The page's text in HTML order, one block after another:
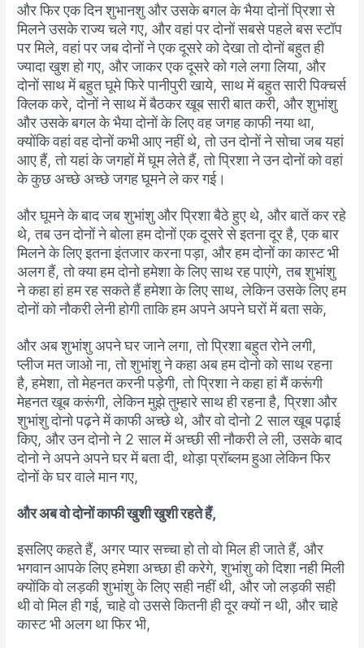
औरफिरएकदिनशुभानशुऔरउसकेबगलकेभैयादोनोंप्रिशासे
मिलनेउसकेराज्यचलेगए,औरवहांपरदोनोंसबसेपहलेबसस्टॉप
परमिले,वहांपरजबदोनोंनेएकदूसरेकोदेखातोदोनोंबहुतही
ज्यादाखुशहोगए,औरजाकरएकदूसरेकोगलेलगालिया,और
दोनोंसाथमेंबहुतघूमेफिरेपानीपुरीखाये,साथमेंबहुतसारीपिक्चर्स
क्लिककरे,दोनोंनेसाथमेंबैठकरखूबसारीबातकरी,औरशुभांशु
औरउसकेबगलकेभैयादोनोंकेलिएवहजगहकाफीनया था,
क्योंकिवहांवहदोनोंकभीआएनहीं थे,तोउनदोनोंनेसोचाजबयहां
आएहैं,तोयहांकेजगहोंमेंघूमलेतेहैं,तोप्रिशानेउनदोनोंकोवहां
केकुछअच्छेअच्छेजगहघूमनेलेकरगई।
औरघूमनेकेबादजबशुभांशुऔरप्रिशाबैठेहुए थे,औरबातेंकररहे
थे,तबउनदोनोंनेबोलाहमदोनोंएकदूसरेसेइतनादूरहै,एकबार
मिलनेकेलिएइतनाइंतजारकरनापड़ा,औरहमदोनोंकाकास्टभी
अलगहैं,तोक्याहमदोनोहमेशाकेलिएसाथरहपाएंगे,तबशुभांशु
नेकहाहांहमरहसकतेहैंहमेशाकेलिएसाथ,लेकिनउसकेलिएहम
दोनोंकोनौकरीलेनीहोगीताकिहमअपनेअपनेघरोंमेंबतासके,
औरअबशुभांशुअपनेघरजानेलगा,तोप्रिशाबहुतरोनेलगी,
प्लीजमतजाओना,तोशुभांशुनेकहाअबहमदोनोकोसाथरहना
है, हमेशा,तोमेहनतकरनीपड़ेगी,तोप्रिशानेकहाहांमैंकरूंगी
मेहनतखूबकरूंगी,लेकिनमुझेतुम्हारेसाथहीरहनाहै,प्रिशाऔर
शुभांशुदोनोपढ़नेमेंकाफीअच्छे थे,औरवोदोनो2सालखूबपढ़ाई
किए,औरउनदोनोने2सालमेंअच्छीसीनौकरीलेली,उसकेबाद
दोनोनेअपनेअपनेघरमेंबतादी, थोड़ाप्रॉब्लमहुआलेकिनफिर
दोनोंकेघरवालेमानगए,
औरअबवोदोनोंकाफीखुशीखुशीरहतेहैं,
इसलिएकहतेहैं,अगरप्यारसच्चाहोतोवोमिलहीजातेहैं,और
भगवानआपकेलिएहमेशाअच्छाहीकरेगे,शुभांशुकोदिशानहीमिली
क्योंकिवोलड़कीशुभांशुकेलिएसहीनहीं थी,औरजोलड़कीसही
थीवोमिलहीगई,चाहेवोउससेकितनीहीदूरक्योंन थी,औरचाहे
कास्टभीअलग थाफिरभी,